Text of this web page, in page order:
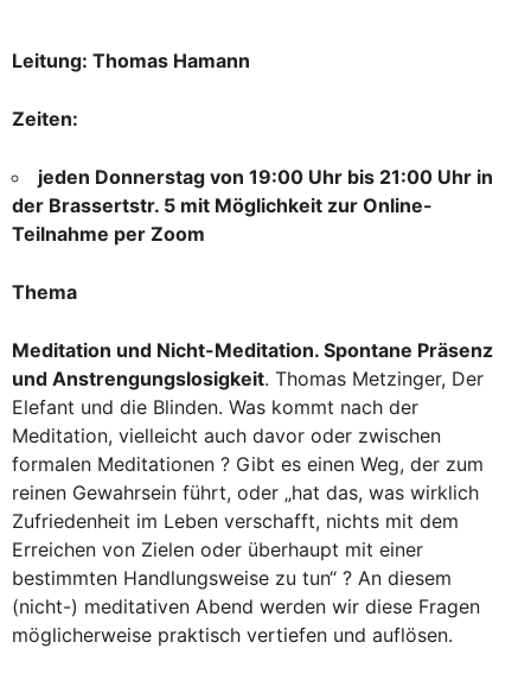
Leitung: Thomas Hamann
Zeiten:
jeden Donnerstag von 19:00 Uhr bis 21:00 Uhr in
der Brassertstr. 5 mit Möglichkeit zur Online-
Teilnahme per Zoom
Thema
Meditation und Nicht-Meditation. Spontane Präsenz
und Anstrengungslosigkeit. Thomas Metzinger, Der
Elefant und die Blinden. Was kommt nach der
Meditation, vielleicht auch davor oder zwischen
formalen Meditationen ? Gibt es einen Weg, der zum
reinen Gewahrsein führt, oder „hat das, was wirklich
Zufriedenheit im Leben verschafft, nichts mit dem
Erreichen von Zielen oder überhaupt mit einer
bestimmten Handlungsweise zu tun“ ? An diesem
(nicht-) meditativen Abend werden wir diese Fragen
möglicherweise praktisch vertiefen und auflösen.